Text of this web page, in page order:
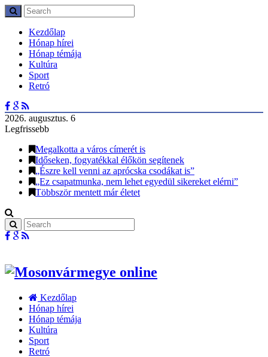
Kezdőlap
Hónap hírei
Hónap témája
Kultúra
Sport
Retró
2026. augusztus. 6
Legfrissebb
Megalkotta a város címerét is
Időseken, fogyatékkal élőkön segítenek
„Észre kell venni az aprócska csodákat is”
„Ez csapatmunka, nem lehet egyedül sikereket elérni”
Többször mentett már életet
Kezdőlap
Hónap hírei
Hónap témája
Kultúra
Sport
Retró